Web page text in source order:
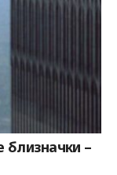
близначки –